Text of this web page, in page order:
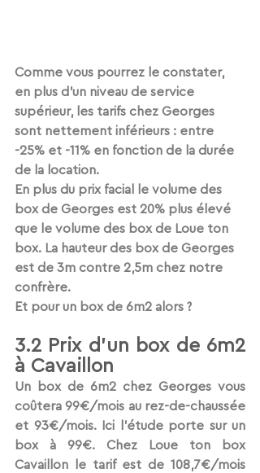
Comme vous pourrez le constater,
en plus d'un niveau de service
supérieur, les tarifs chez Georges
sont nettement inférieurs : entre
-25% et -11% en fonction de la durée
de la location.
En plus du prix facial le volume des
box de Georges est 20% plus élevé
que le volume des box de Loue ton
box. La hauteur des box de Georges
est de 3m contre 2,5m chez notre
confrère.
Et pour un box de 6m2 alors ?
3.2 Prix d'un box de 6m2
à Cavaillon
Un box de 6m2 chez Georges vous
coûtera 99€/mois au rez-de-chaussée
et 93€/mois. Ici l'étude porte sur un
box à 99€. Chez Loue ton box
Cavaillon le tarif est de 108,7€/mois